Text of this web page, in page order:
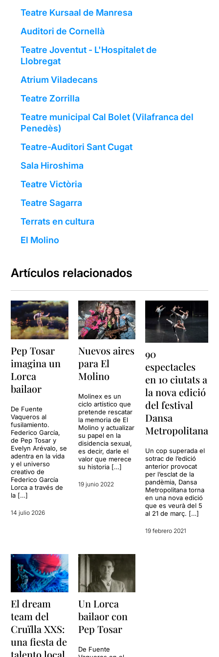
Teatre Kursaal de Manresa
Auditori de Cornellà
Teatre Joventut - L'Hospitalet de
Llobregat
Atrium Viladecans
Teatre Zorrilla
Teatre municipal Cal Bolet (Vilafranca del
Penedès)
Teatre-Auditori Sant Cugat
Sala Hiroshima
Teatre Victòria
Teatre Sagarra
Terrats en cultura
El Molino
Artículos relacionados
Pep Tosar
imagina un
Lorca
bailaor
De Fuente
Vaqueros al
fusilamiento.
Federico García,
de Pep Tosar y
Evelyn Arévalo, se
adentra en la vida
y el universo
creativo de
Federico García
Lorca a través de
la […]
14 julio 2026
Nuevos aires
para El
Molino
Molinex es un
ciclo artístico que
pretende rescatar
la memoria de El
Molino y actualizar
su papel en la
disidencia sexual,
es decir, darle el
valor que merece
su historia […]
19 junio 2022
90
espectacles
en 10 ciutats a
la nova edició
del festival
Dansa
Metropolitana
Un cop superada el
sotrac de l’edició
anterior provocat
per l’esclat de la
pandèmia, Dansa
Metropolitana torna
en una nova edició
que es veurà del 5
al 21 de març. […]
19 febrero 2021
El dream
team del
Cruïlla XXS:
una fiesta de
Un Lorca
bailaor con
Pep Tosar
De Fuente